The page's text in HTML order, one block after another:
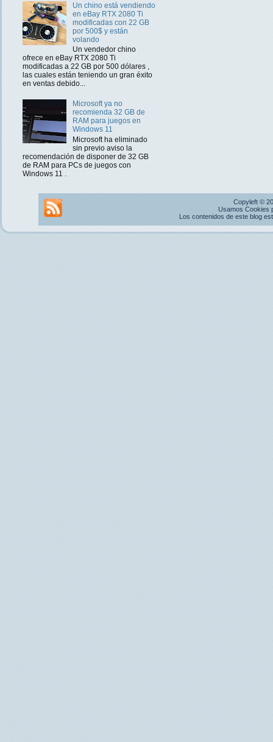
Un chino está vendiendo
en eBay RTX 2080 Ti
modificadas con 22 GB
por 500$ y están
volando
Un vendedor chino
ofrece en eBay RTX 2080 Ti
modificadas a 22 GB por 500 dólares ,
las cuales están teniendo un gran éxito
en ventas debido...
Microsoft ya no
recomienda 32 GB de
RAM para juegos en
Windows 11
Microsoft ha eliminado
sin previo aviso la
recomendación de disponer de 32 GB
de RAM para PCs de juegos con
Windows 11 .
Copyleft ©
Usamos Cookies
Los contenidos de este blog